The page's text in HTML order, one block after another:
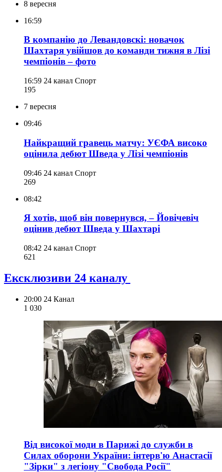
8 вересня
16:59
В компанію до Левандовскі: новачок
Шахтаря увійшов до команди тижня в Лізі
чемпіонів – фото
16:59 24 канал Спорт
195
7 вересня
09:46
Найкращий гравець матчу: УЄФА високо
оцінила дебют Шведа у Лізі чемпіонів
09:46 24 канал Спорт
269
08:42
Я хотів, щоб він повернувся, – Йовічевіч
оцінив дебют Шведа у Шахтарі
08:42 24 канал Спорт
621
Ексклюзиви 24 каналу
20:00 24 Канал
1 030
Від високої моди в Парижі до служби в
Силах оборони України: інтерв'ю Анастасії
"Зірки" з легіону "Свобода Росії"